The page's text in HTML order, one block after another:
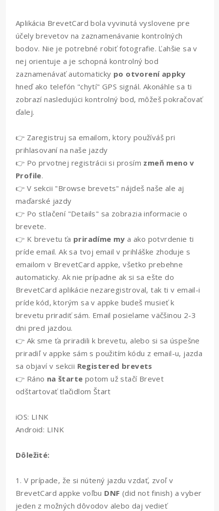
Aplikácia BrevetCard bola vyvinutá vyslovene pre
účely brevetov na zaznamenávanie kontrolných
bodov. Nie je potrebné robiť fotografie. Ľahšie sa v
nej orientuje a je schopná kontrolný bod
zaznamenávať automaticky po otvorení appky
hneď ako telefón "chytí" GPS signál. Akonáhle sa ti
zobrazí nasledujúci kontrolný bod, môžeš pokračovať
ďalej.
👉 Zaregistruj sa emailom, ktory používáš pri
prihlasovaní na naše jazdy
👉 Po prvotnej registrácii si prosím zmeň meno v
Profile.
👉 V sekcii "Browse brevets" nájdeš naše ale aj
maďarské jazdy
👉 Po stlačení "Details" sa zobrazia informacie o
brevete.
👉 K brevetu ťa priradíme my a ako potvrdenie ti
príde email. Ak sa tvoj email v prihláške zhoduje s
emailom v BrevetCard appke, všetko prebehne
automaticky. Ak nie prípadne ak si sa ešte do
BrevetCard aplikácie nezaregistroval, tak ti v email-i
príde kód, ktorým sa v appke budeš musieť k
brevetu priradiť sám. Email posielame väčšinou 2-3
dni pred jazdou.
👉 Ak sme ťa priradili k brevetu, alebo si sa úspešne
priradiľ v appke sám s použitím kódu z email-u, jazda
sa objaví v sekcii Registered brevets
👉 Ráno na štarte potom už stačí Brevet
odštartovať tlačidlom Štart
iOS: LINK
Android: LINK
Dôležité:
1. V prípade, že si nútený jazdu vzdať, zvoľ v
BrevetCard appke voľbu DNF (did not finish) a vyber
jeden z možných dôvodov alebo daj vedieť